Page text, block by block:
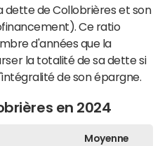
de Collobrières et son
Ce ratio
d'années que la
la totalité de sa dette si
de son épargne.
en 2024
Moyenne